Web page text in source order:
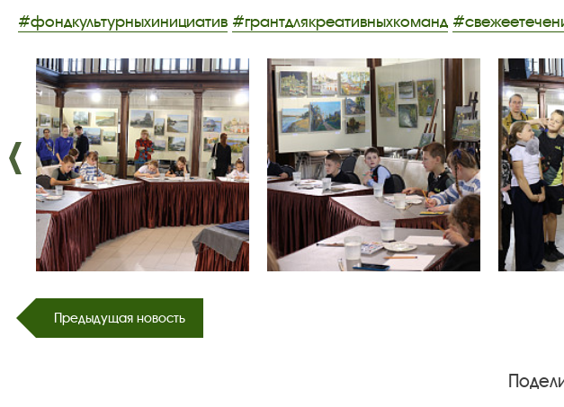
#фондкультурныхинициатив #грантдлякреативныхкоманд
Предыдущая новость